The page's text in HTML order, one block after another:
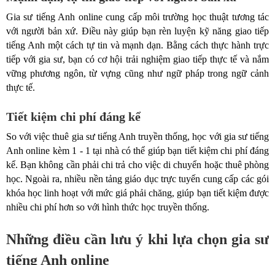
Gia sư tiếng Anh online cung cấp môi trường học thuật tương tác
với người bản xứ. Điều này giúp bạn rèn luyện kỹ năng giao tiếp
tiếng Anh một cách tự tin và mạnh dạn. Bằng cách thực hành trực
tiếp với gia sư, bạn có cơ hội trải nghiệm giao tiếp thực tế và nắm
vững phương ngôn, từ vựng cũng như ngữ pháp trong ngữ cảnh
thực tế.
Tiết kiệm chi phí đáng kể
So với việc thuê gia sư tiếng Anh truyền thống, học với gia sư tiếng
Anh online kèm 1 - 1 tại nhà có thể giúp bạn tiết kiệm chi phí đáng
kể. Bạn không cần phải chi trả cho việc di chuyển hoặc thuê phòng
học. Ngoài ra, nhiều nền tảng giáo dục trực tuyến cung cấp các gói
khóa học linh hoạt với mức giá phải chăng, giúp bạn tiết kiệm được
nhiều chi phí hơn so với hình thức học truyền thống.
Những điều cần lưu ý khi lựa chọn gia sư
tiếng Anh online